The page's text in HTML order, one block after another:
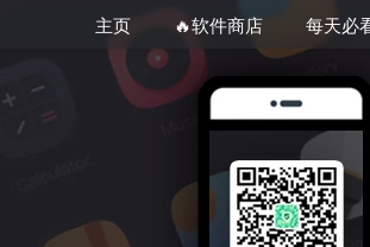
主页 🔥软件商店 每天必